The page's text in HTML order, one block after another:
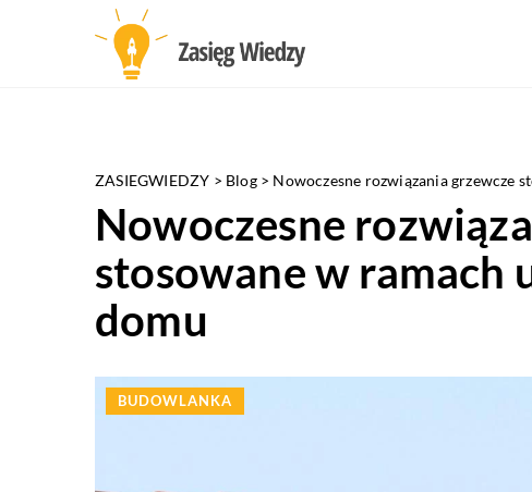
ZASIEGWIEDZY > Blog> Nowoczesne rozwiązania grzewcze
Nowoczesne
stosowane w ramach
domu
BUDOWLANKA